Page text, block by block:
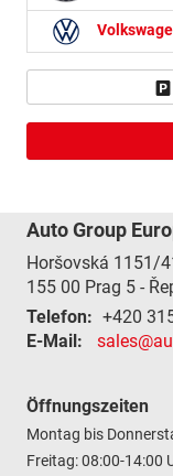
Auto Group
Horšovská 1151/
155 00 Prag 5 -
Telefon: +420
E-Mail:
Öffnungszeiten
Montag bis
Freitag: 08:00-14:00